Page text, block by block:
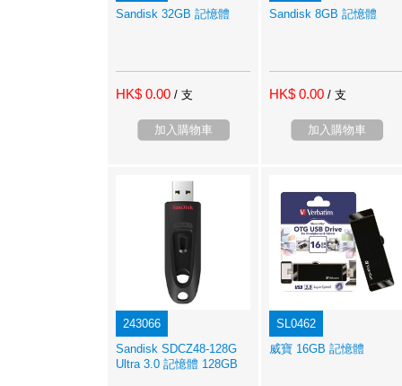
Sandisk 32GB 記憶體
HK$ 0.00 / 支
加入購物車
Sandisk 8GB 記憶體
HK$ 0.00 / 支
加入購物車
243066
Sandisk SDCZ48-128G
Ultra 3.0 記憶體 128GB
SL0462
威寶 16GB 記憶體